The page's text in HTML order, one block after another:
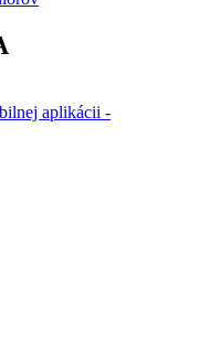
aplikácii -